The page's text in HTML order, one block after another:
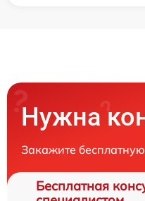
Нужна
Закажите
Бесплатная